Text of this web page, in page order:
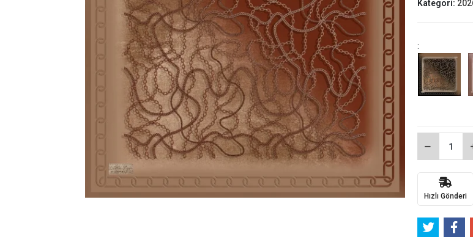
Kategori:
:
Hızlı Gönderi